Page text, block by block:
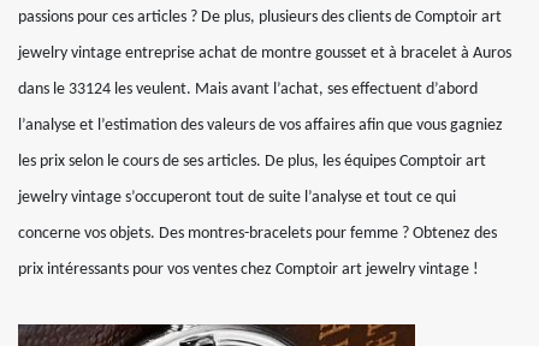
passions pour ces articles ? De plus, plusieurs des clients de Comptoir art
jewelry vintage entreprise achat de montre gousset et à bracelet à Auros
dans le 33124 les veulent. Mais avant l’achat, ses effectuent d’abord
l’analyse et l’estimation des valeurs de vos affaires afin que vous gagniez
les prix selon le cours de ses articles. De plus, les équipes Comptoir art
jewelry vintage s’occuperont tout de suite l’analyse et tout ce qui
concerne vos objets. Des montres-bracelets pour femme ? Obtenez des
prix intéressants pour vos ventes chez Comptoir art jewelry vintage !